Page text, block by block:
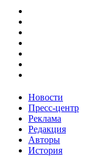
Новости
Пресс-центр
Реклама
Редакция
Авторы
История